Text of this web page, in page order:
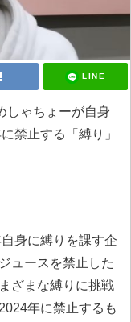
LINE
しゃちょーが自身
禁止する「縛り」
身に縛りを課す企
ュースを禁止した
ざまな縛りに挑戦
年に禁止するも